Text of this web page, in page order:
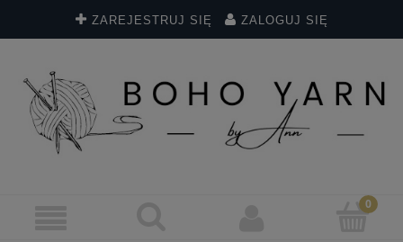
ZAREJESTRUJ SIĘ ZALOGUJ SIĘ